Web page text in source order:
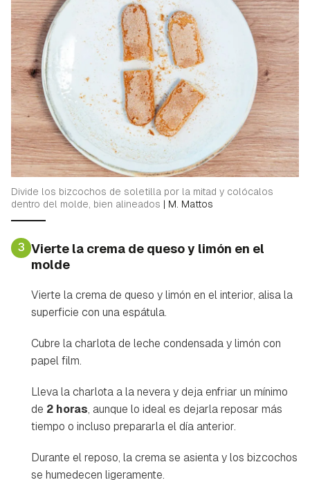
Divide los bizcochos de soletilla por la mitad y colócalos
dentro del molde, bien alineados | M. Mattos
3 Vierte la crema de queso y limón en el
molde
Vierte la crema de queso y limón en el interior, alisa la
superficie con una espátula.
Cubre la charlota de leche condensada y limón con
papel film.
Lleva la charlota a la nevera y deja enfriar un mínimo
de 2 horas, aunque lo ideal es dejarla reposar más
tiempo o incluso prepararla el día anterior.
Durante el reposo, la crema se asienta y los bizcochos
se humedecen ligeramente.